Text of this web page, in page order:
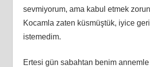
sevmiyorum, ama kabul etmek
Kocamla zaten küsmüştük, iyice
istemedim.
Ertesi gün sabahtan benim